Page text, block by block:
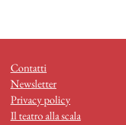
Contatti
Newsletter
Privacy policy
Il teatro alla scala